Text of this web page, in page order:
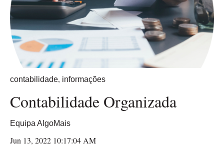
contabilidade, informações
Contabilidade Organizada
Equipa AlgoMais
Jun 13, 2022 10:17:04 AM